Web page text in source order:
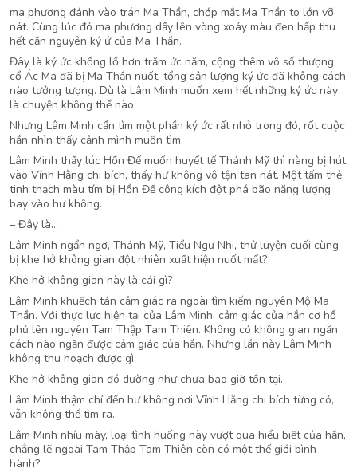
ma phương đánh vào trán Ma Thần, chớp mắt Ma Thần to lớn vỡ
nát. Cùng lúc đó ma phương dấy lên vòng xoáy màu đen hấp thu
hết căn nguyên ký ứ của Ma Thần.
Đây là ký ức khổng lồ hơn trăm ức năm, cộng thêm vô số thượng
cổ Ác Ma đã bị Ma Thần nuốt, tổng sản lượng ký ức đã không cách
nào tưởng tượng. Dù là Lâm Minh muốn xem hết những ký ức này
là chuyện không thể nào.
Nhưng Lâm Minh cần tìm một phần ký ức rất nhỏ trong đó, rốt cuộc
hắn nhìn thấy cảnh mình muốn tìm.
Lâm Minh thấy lúc Hồn Đế muốn huyết tế Thánh Mỹ thì nàng bị hút
vào Vĩnh Hằng chi bích, thấy hư không vô tận tan nát. Một tấm thẻ
tinh thạch màu tím bị Hồn Đế công kích đột phá bão năng lượng
bay vào hư không.
– Đây là…
Lâm Minh ngẩn ngơ, Thánh Mỹ, Tiểu Ngư Nhi, thử luyện cuối cùng
bị khe hở không gian đột nhiên xuất hiện nuốt mất?
Khe hở không gian này là cái gì?
Lâm Minh khuếch tán cảm giác ra ngoài tìm kiếm nguyên Mộ Ma
Thần. Với thực lực hiện tại của Lâm Minh, cảm giác của hắn cơ hồ
phủ lên nguyên Tam Thập Tam Thiên. Không có không gian ngăn
cách nào ngăn được cảm giác của hắn. Nhưng lần này Lâm Minh
không thu hoạch được gì.
Khe hở không gian đó dường như chưa bao giờ tồn tại.
Lâm Minh thậm chí đến hư không nơi Vĩnh Hằng chi bích từng có,
vẫn không thể tìm ra.
Lâm Minh nhíu mày, loại tình huống này vượt qua hiểu biết của hắn,
chẳng lẽ ngoài Tam Thập Tam Thiên còn có một thế giới bình
hành?